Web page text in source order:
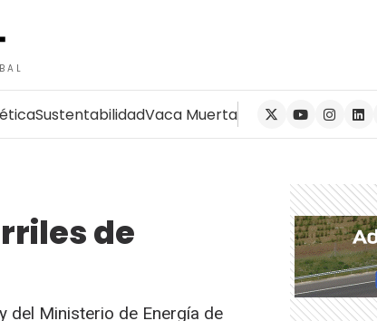
SustentabilidadVaca Muerta
de
del Ministerio de Energía de